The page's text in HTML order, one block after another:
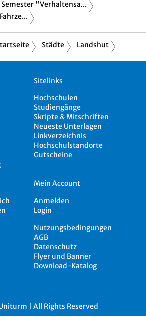
Semester "Verhaltensa...
Städte Landshut
Sitelinks
Hochschulen
Studiengänge
Skripte & Mitschriften
Neueste Unterlagen
Linkverzeichnis
Hochschulstandorte
Gutscheine
Mein Account
Anmelden
Login
Nutzungsbedingungen
AGB
Datenschutz
Flyer und Banner
Download-Katalog
| All Rights Reserved